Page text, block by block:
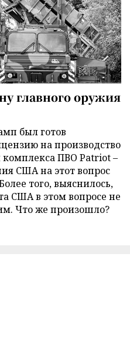
главного оружия
был готов
на производство
комплекса ПВО Patriot –
США на этот вопрос
того, выяснилось,
США в этом вопросе не
Что же произошло?